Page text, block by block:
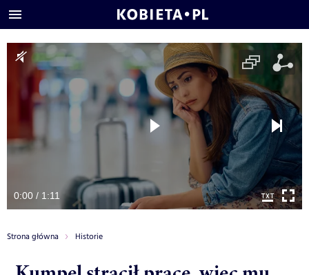
0:00 / 1:11
Strona główna Historie